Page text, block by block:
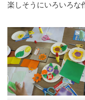
楽しそうにいろいろな